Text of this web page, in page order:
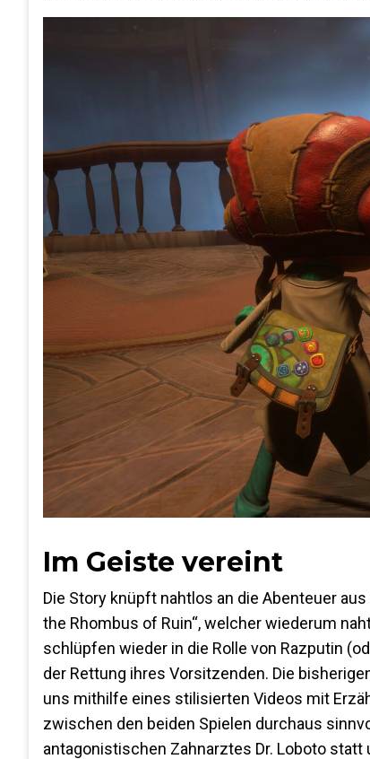
Im Geiste vereint
Die Story knüpft nahtlos an die Abenteuer
the Rhombus of Ruin“, welcher wiederum
schlüpfen wieder in die Rolle von Razputin
der Rettung ihres Vorsitzenden. Die
uns mithilfe eines stilisierten Videos mit
zwischen den beiden Spielen durchaus
antagonistischen Zahnarztes Dr. Loboto